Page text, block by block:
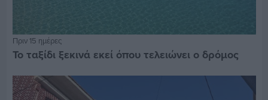
Πριν 15 ημέρες
Το ταξίδι ξεκινά εκεί όπου τελειώνει ο δρόμος